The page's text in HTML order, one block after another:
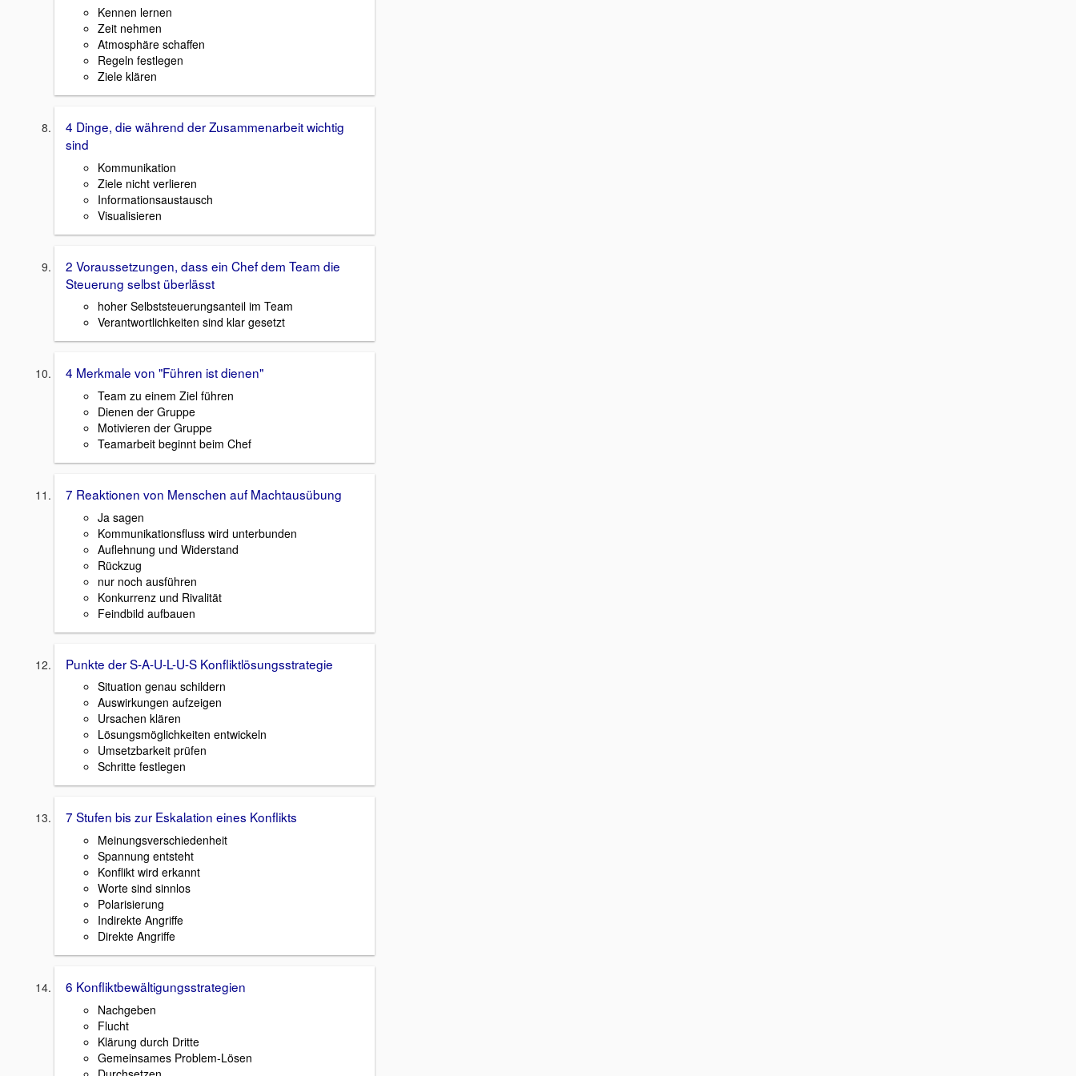
Kennen lernen
Zeit nehmen
Atmosphäre schaffen
Regeln festlegen
Ziele klären
4 Dinge, die während der Zusammenarbeit wichtig
sind
Kommunikation
Ziele nicht verlieren
Informationsaustausch
Visualisieren
2 Voraussetzungen, dass ein Chef dem Team die
Steuerung selbst überlässt
hoher Selbststeuerungsanteil im Team
Verantwortlichkeiten sind klar gesetzt
4 Merkmale von "Führen ist dienen"
Team zu einem Ziel führen
Dienen der Gruppe
Motivieren der Gruppe
Teamarbeit beginnt beim Chef
7 Reaktionen von Menschen auf Machtausübung
Ja sagen
Kommunikationsfluss wird unterbunden
Auflehnung und Widerstand
Rückzug
nur noch ausführen
Konkurrenz und Rivalität
Feindbild aufbauen
Punkte der S-A-U-L-U-S Konfliktlösungsstrategie
Situation genau schildern
Auswirkungen aufzeigen
Ursachen klären
Lösungsmöglichkeiten entwickeln
Umsetzbarkeit prüfen
Schritte festlegen
7 Stufen bis zur Eskalation eines Konflikts
Meinungsverschiedenheit
Spannung entsteht
Konflikt wird erkannt
Worte sind sinnlos
Polarisierung
Indirekte Angriffe
Direkte Angriffe
6 Konfliktbewältigungsstrategien
Nachgeben
Flucht
Klärung durch Dritte
Gemeinsames Problem-Lösen